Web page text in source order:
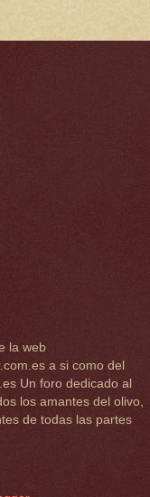
la web
a si como del
Un foro dedicado al
los amantes del olivo,
de todas las partes